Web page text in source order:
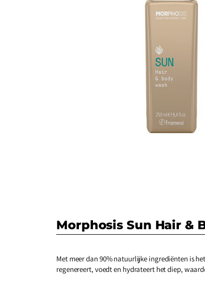
Morphosis Sun Hair &
Met meer dan 90% natuurlijke ingrediënten is
regenereert, voedt en hydrateert het diep,